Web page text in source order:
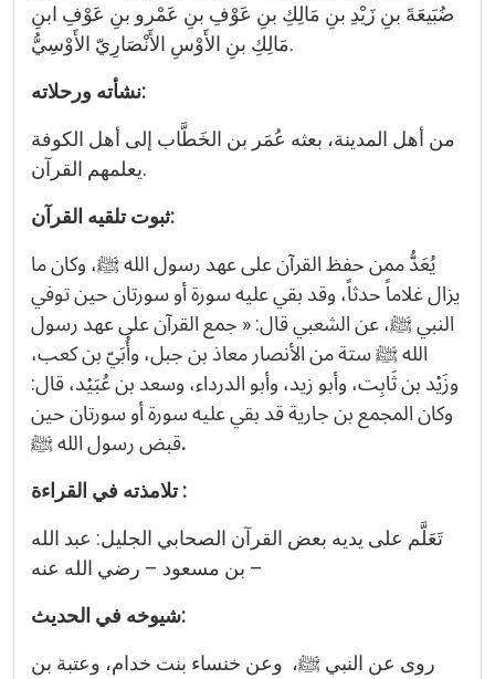
ضُبَيعَةَ بنِ زَيْدِ بنِ مَالِكِ بنِ عَوْفِ بنِ عَمْرو بنِ عَوْفِ ابنِ
مَالِكِ بنِ الأَوْسِ الأَنْصَارِيّ الأَوْسِيُّ.
نشأته ورحلاته:
من أهل المدينة، بعثه عُمَر بن الخَطَّاب إلى أهل الكوفة
يعلمهم القرآن.
ثبوت تلقيه القرآن:
يُعَدُّ ممن حفظ القرآن على عهد رسول الله ﷺ، وكان ما
يزال غلاماً حدثاً، وقد بقي عليه سورة أو سورتان حين توفي
النبي ﷺ، عن الشعبي قال: « جمع القرآن على عهد رسول
الله ﷺ ستة من الأنصار معاذ بن جبل، وأُبَيّ بن كعب،
وزَيْد بن ثَابِت، وأبو زيد، وأبو الدرداء، وسعد بن عُبَيْد، قال:
وكان المجمع بن جارية قد بقي عليه سورة أو سورتان حين
قبض رسول الله ﷺ.
تلامذته في القراءة :
تَعَلَّم على يديه بعض القرآن الصحابي الجليل: عبد الله
بن مسعود – رضي الله عنه –
شيوخه في الحديث:
روى عن النبي ﷺ، وعن خنساء بنت خدام، وعتبة بن